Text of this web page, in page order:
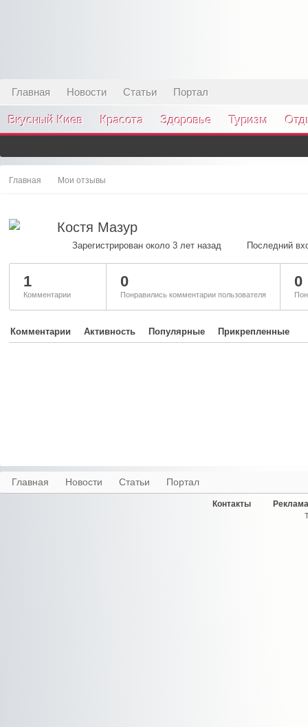
Главная Новости Статьи Портал
Вкусный Киев Красота Здоровье Туризм
Главная Мои отзывы
Костя Мазур
Зарегистрирован около 3 лет назад Последний
1
Комментарии
0
Понравились комментарии пользователя
0
Комментарии Активность Популярные Прикрепленные
Главная Новости Статьи Портал
Контакты